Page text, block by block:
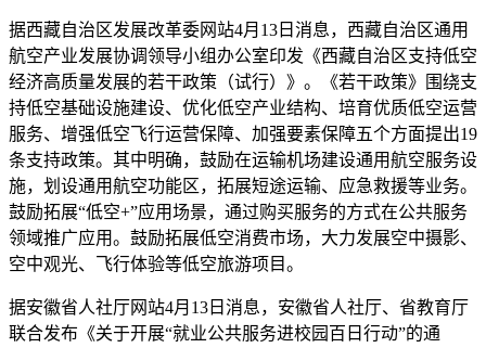
据西藏自治区发展改革委网站4月13日消息，西藏自治区通用
航空产业发展协调领导小组办公室印发《西藏自治区支持低空
经济高质量发展的若干政策（试行）》。《若干政策》围绕支
持低空基础设施建设、优化低空产业结构、培育优质低空运营
服务、增强低空飞行运营保障、加强要素保障五个方面提出19
条支持政策。其中明确，鼓励在运输机场建设通用航空服务设
施，划设通用航空功能区，拓展短途运输、应急救援等业务。
鼓励拓展“低空+”应用场景，通过购买服务的方式在公共服务
领域推广应用。鼓励拓展低空消费市场，大力发展空中摄影、
空中观光、飞行体验等低空旅游项目。
据安徽省人社厅网站4月13日消息，安徽省人社厅、省教育厅
联合发布《关于开展“就业公共服务进校园百日行动”的通